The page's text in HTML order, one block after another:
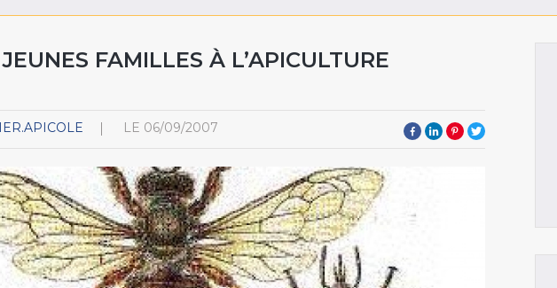
FAMILLES À L’APICULTURE
LE 06/09/2007